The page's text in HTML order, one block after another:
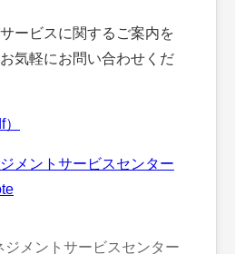
ービスに関するご案内を
気軽にお問い合わせくだ
メントサービスセンター
ジメントサービスセンター